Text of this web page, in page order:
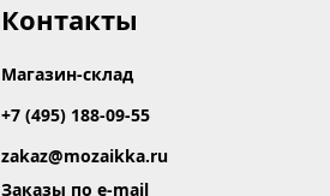
Контакты
Магазин-склад
+7 (495) 188-09-55
zakaz@mozaikka.ru
Заказы по e-mail